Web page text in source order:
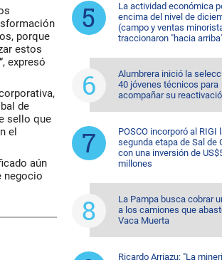
porque
estos
expresó
de
sello que
el
aún
negocio
La actividad económica
encima del nivel de
(campo y ventas
traccionaron "hacia
Alumbrera inició la
40 jóvenes técnicos para
acompañar su
POSCO incorporó al RIGI
segunda etapa de Sal de
con una inversión de
millones
La Pampa busca cobrar
a los camiones que
Vaca Muerta
Ricardo Arriazu: "La